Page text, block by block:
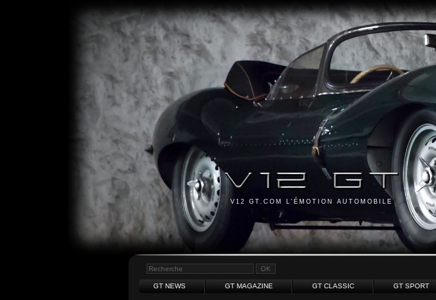
V12 GT.COM L'ÉMOTION AUTOMOBILE
GT NEWS GT MAGAZINE GT CLASSIC GT SPORT